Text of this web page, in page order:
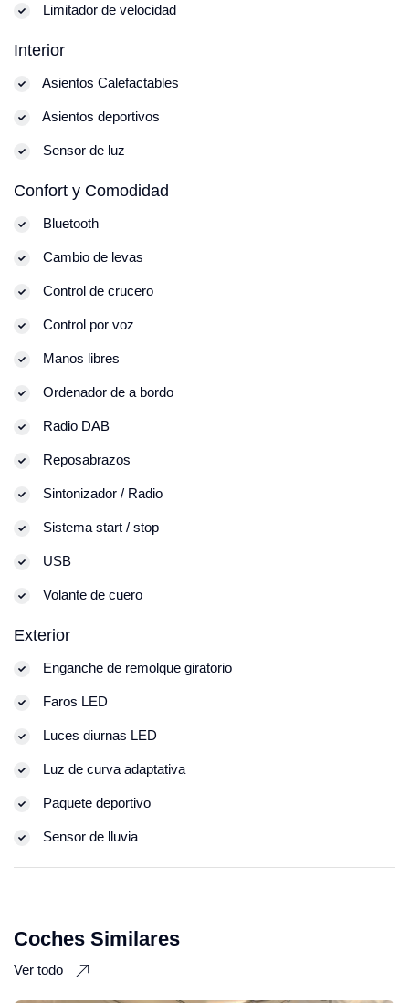
Limitador de velocidad
Interior
Asientos Calefactables
Asientos deportivos
Sensor de luz
Confort y Comodidad
Bluetooth
Cambio de levas
Control de crucero
Control por voz
Manos libres
Ordenador de a bordo
Radio DAB
Reposabrazos
Sintonizador / Radio
Sistema start / stop
USB
Volante de cuero
Exterior
Enganche de remolque giratorio
Faros LED
Luces diurnas LED
Luz de curva adaptativa
Paquete deportivo
Sensor de lluvia
Coches Similares
Ver todo